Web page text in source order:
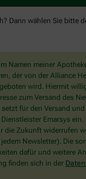
Dann wählen Sie bitte
Namen meiner
der von der Alliance
wird. Hiermit
zum Versand des
für den Versand
Emarsys
die Zukunft widerrufen
Newsletter). Die
dafür und weitere
finden sich in der